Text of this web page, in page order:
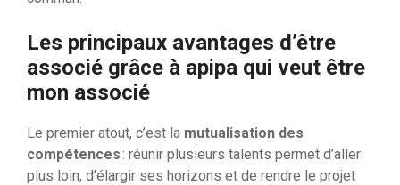
Les principaux avantages d’être
associé grâce à apipa qui veut être
mon associé
Le premier atout, c’est la mutualisation des
compétences: réunir plusieurs talents permet d’aller
plus loin, d’élargir ses horizons et de rendre le projet